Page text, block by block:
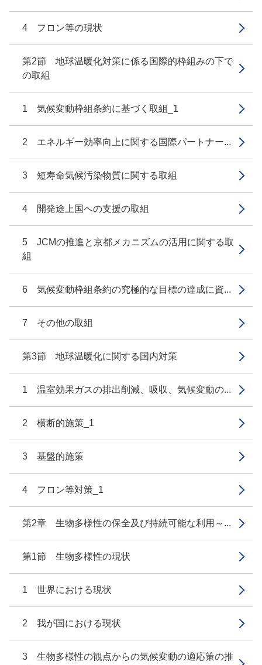
4 フロン等の現状
第2節 地球温暖化対策に係る国際的枠組みの下で
の取組
1 気候変動枠組条約に基づく取組_1
2 エネルギー効率向上に関する国際パートナー...
3 短寿命気候汚染物質に関する取組
4 開発途上国への支援の取組
5 JCMの推進と京都メカニズムの活用に関する取
組
6 気候変動枠組条約の究極的な目標の達成に資...
7 その他の取組
第3節 地球温暖化に関する国内対策
1 温室効果ガスの排出削減、吸収、気候変動の...
2 横断的施策_1
3 基盤的施策
4 フロン等対策_1
第2章 生物多様性の保全及び持続可能な利用～...
第1節 生物多様性の現状
1 世界における現状
2 我が国における現状
3 生物多様性の観点からの気候変動の適応策の推